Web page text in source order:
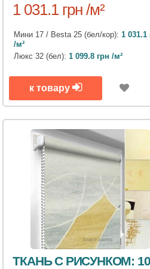
1 031.1 грн /м²
Мини 17 / Besta 25 (бел/кор):1 031.1
/м²
Люкс 32 (бел):1 099.8 грн /м²
к товару
ТКАНЬ С РИСУНКОМ: